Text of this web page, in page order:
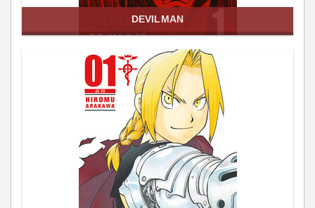
DEVILMAN